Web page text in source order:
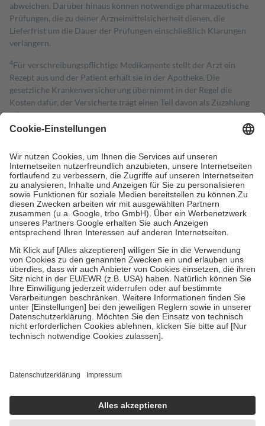
abweichen. Darüber hinaus können notwendige pharmazeutische
Prüfungen, die zu deiner Arzneimittelsicherheit dienen, die
Lieferfrist um die Dauer der Prüfungen einschließlich Klärungen
verlängern.
4Für verschreibungspflichtige Medikamente stellt der Arzt ein
Rezept aus und der Patient erhält sie in der Apotheke. Die
gesetzliche Krankenversicherung übernimmt in der Regel die
Kosten dafür, der Versicherte trägt einen Teil davon als Zuzahlung
mit.
Grundsätzlich leisten Mitglieder Zuzahlungen in Höhe von zehn
höchstens zehn Euro.
Es sind jedoch nie mehr als die tatsächlichen
Kosten der Leistung zu entrichten.
Diese Regeln gelten grundsätzlich auch für Online-Apotheken.
Bei Heilmitteln und häuslicher Krankenpflege beträgt die
Zuzahlung zehn Prozent der Kosten sowie zehn Euro je
Verordnung.
Um das Engagement der Versicherten für ihre eigene Gesundheit zu
stärken und die besondere Stellung der Familie zu unterstützen,
fallenkeine Zuzahlungenan bei:
• Kindern und Jugendlichen bis zum vollendeten 18. Lebensjahr
mit Ausnahme der Fahrkosten
• Untersuchungen zur Vorsorge und Früherkennung, die von der
GKV getragen werden
• empfohlenen Schutzimpfungen
• Harn- und Blutteststreifen
getroffen, um sicherzustellen, dass es sich um echte Bewertungen
https://help.etrusted.com/hc/de/articles/4419944605341
Einige Bilder und Inhalte wurden unter Zuhilfenahme künstlicher